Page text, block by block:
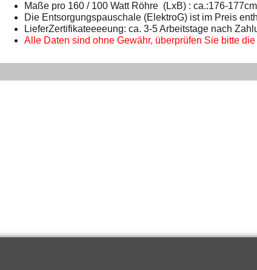
Maße pro 160 / 100 Watt Röhre (LxB) : ca.:176-
Die Entsorgungspauschale (ElektroG) ist im Preis
LieferZertifikateeeeung: ca. 3-5 Arbeitstage nach
Alle Daten sind ohne Gewähr, überprüfen Sie bitte